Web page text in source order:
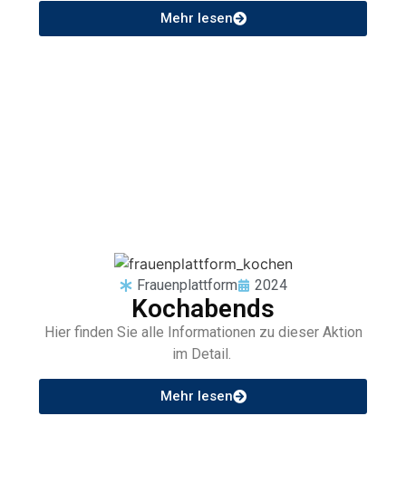
Mehr lesen
Frauenplattform 2024
Kochabends
Hier finden Sie alle Informationen zu dieser Aktion
im Detail.
Mehr lesen